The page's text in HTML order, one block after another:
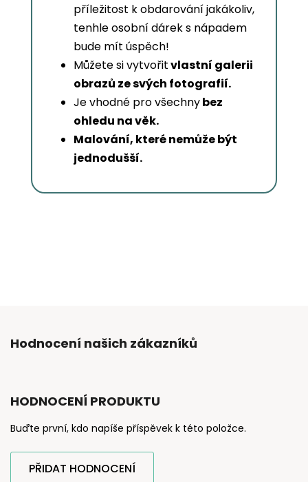
příležitost k obdarování jakákoliv,
tenhle osobní dárek s nápadem
bude mít úspěch!
Můžete si vytvořitvlastní galerii
obrazů ze svých fotografií.
Je vhodné pro všechnybez
ohledu na věk.
Malování, které nemůže být
jednodušší.
Hodnocení našich zákazníků
HODNOCENÍ PRODUKTU
Buďte první, kdo napíše příspěvek k této položce.
PŘIDAT HODNOCENÍ